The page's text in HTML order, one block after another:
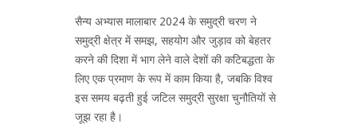
सैन्य अभ्यास मालाबार 2024 के समुद्री चरण ने
समुद्री क्षेत्र में समझ, सहयोग और जुड़ाव को बेहतर
करने की दिशा में भाग लेने वाले देशों की कटिबद्धता के
लिए एक प्रमाण के रूप में काम किया है, जबकि विश्व
इस समय बढ़ती हुई जटिल समुद्री सुरक्षा चुनौतियों से
जूझ रहा है।